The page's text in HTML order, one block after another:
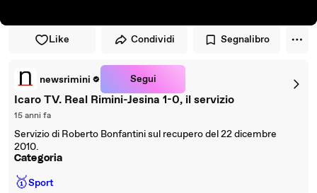
Like Condividi Segnalibro
newsrimini Segui
Icaro TV. Real Rimini-Jesina 1-0, il servizio
15 anni fa
Servizio di Roberto Bonfantini sul recupero del 22 dicembre
2010.
Categoria
🥇Sport